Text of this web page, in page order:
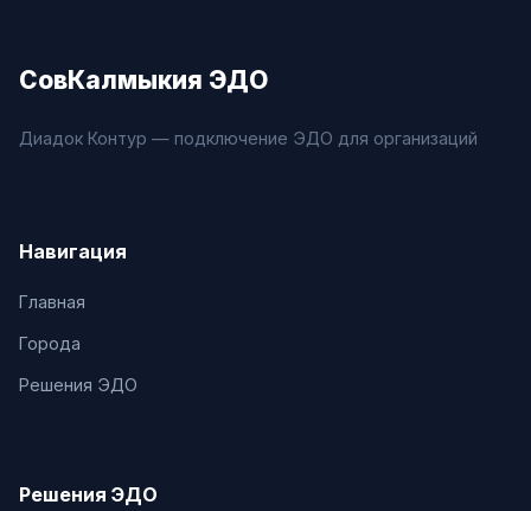
СовКалмыкия ЭДО
Диадок Контур — подключение ЭДО для организаций
Навигация
Главная
Города
Решения ЭДО
Решения ЭДО